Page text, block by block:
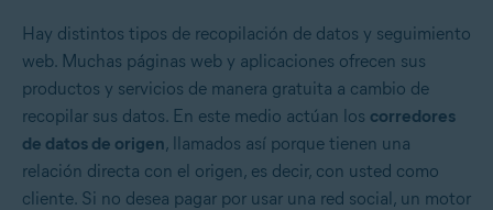
Hay distintos tipos de recopilación de datos y seguimiento
web. Muchas páginas web y aplicaciones ofrecen sus
productos y servicios de manera gratuita a cambio de
recopilar sus datos. En este medio actúan los corredores
de datos de origen, llamados así porque tienen una
relación directa con el origen, es decir, con usted como
cliente. Si no desea pagar por usar una red social, un motor